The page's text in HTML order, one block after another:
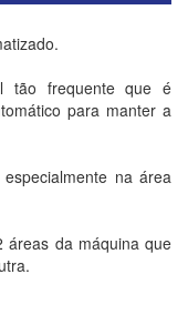
tão frequente que é
para manter a
na área
áreas da máquina que